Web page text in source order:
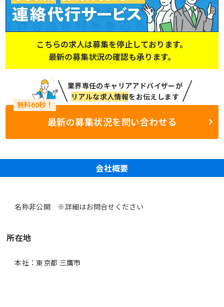
こちらの求人は募集を停止しております。
最新の募集状況の確認も承ります。
業界専任のキャリアアドバイザーが
リアルな求人情報をお伝えします
最新の募集状況を問い合わせる
会社概要
名称非公開 ※詳細はお問合せください
所在地
本社：東京都 三鷹市